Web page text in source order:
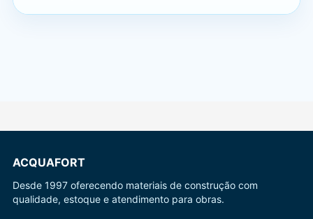
ACQUAFORT
Desde 1997 oferecendo materiais de construção com
qualidade, estoque e atendimento para obras.